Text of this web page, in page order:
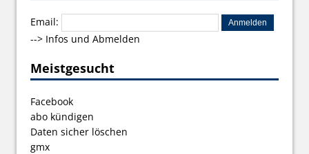
Email:
--> Infos und Abmelden
Meistgesucht
Facebook
abo kündigen
Daten sicher löschen
gmx